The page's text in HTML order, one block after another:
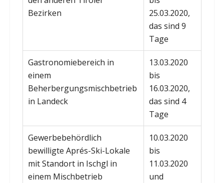
Bezirken
25.03.2020,
das sind 9
Tage
Gastronomiebereich in
einem
Beherbergungsmischbetrieb
in Landeck
13.03.2020
bis
16.03.2020,
das sind 4
Tage
Gewerbebehördlich
bewilligte Aprés-Ski-Lokale
mit Standort in Ischgl in
einem Mischbetrieb
10.03.2020
bis
11.03.2020
und